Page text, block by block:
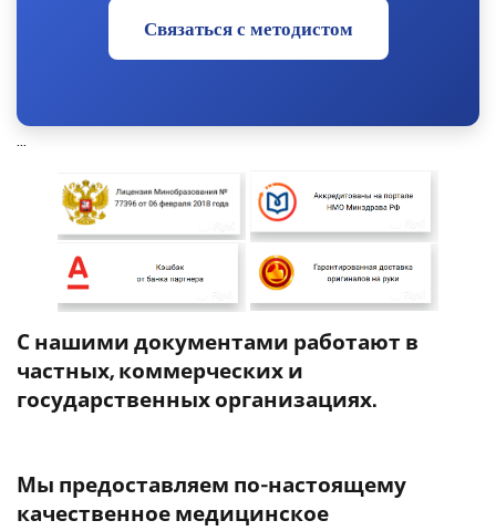
Связаться с методистом
...
С нашими документами работают в
частных, коммерческих и
государственных организациях.
Мы предоставляем по-настоящему
качественное медицинское